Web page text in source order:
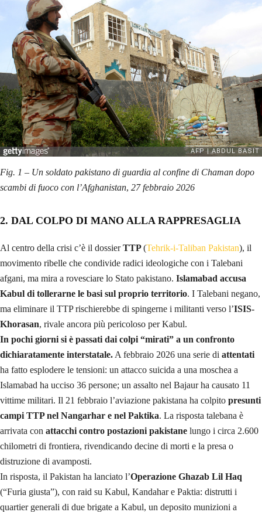
Fig. 1 – Un soldato pakistano di guardia al confine di Chaman dopo
scambi di fuoco con l’Afghanistan, 27 febbraio 2026
2. DAL COLPO DI MANO ALLA RAPPRESAGLIA
Al centro della crisi c’è il dossierTTP(Tehrik-i-Taliban Pakistan), il
movimento ribelle che condivide radici ideologiche con i Talebani
afgani, ma mira a rovesciare lo Stato pakistano. Islamabad accusa
Kabul di tollerarne le basi sul proprio territorio. I Talebani negano,
ma eliminare il TTP rischierebbe di spingerne i militanti verso l’ISIS-
Khorasan, rivale ancora più pericoloso per Kabul.
In pochi giorni si è passati dai colpi “mirati” a un confronto
dichiaratamente interstatale. A febbraio 2026 una serie di attentati
ha fatto esplodere le tensioni: un attacco suicida a una moschea a
Islamabad ha ucciso 36 persone; un assalto nel Bajaur ha causato 11
vittime militari. Il 21 febbraio l’aviazione pakistana ha colpito presunti
campi TTP nel Nangarhar e nel Paktika. La risposta talebana è
arrivata con attacchi contro postazioni pakistane lungo i circa 2.600
chilometri di frontiera, rivendicando decine di morti e la presa o
distruzione di avamposti.
In risposta, il Pakistan ha lanciato l’Operazione Ghazab Lil Haq
(“Furia giusta”), con raid su Kabul, Kandahar e Paktia: distrutti i
quartier generali di due brigate a Kabul, un deposito munizioni a